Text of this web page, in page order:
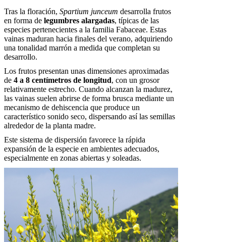
Tras la floración, Spartium junceum desarrolla frutos
en forma de legumbres alargadas, típicas de las
especies pertenecientes a la familia Fabaceae. Estas
vainas maduran hacia finales del verano, adquiriendo
una tonalidad marrón a medida que completan su
desarrollo.
Los frutos presentan unas dimensiones aproximadas
de 4 a 8 centímetros de longitud, con un grosor
relativamente estrecho. Cuando alcanzan la madurez,
las vainas suelen abrirse de forma brusca mediante un
mecanismo de dehiscencia que produce un
característico sonido seco, dispersando así las semillas
alrededor de la planta madre.
Este sistema de dispersión favorece la rápida
expansión de la especie en ambientes adecuados,
especialmente en zonas abiertas y soleadas.